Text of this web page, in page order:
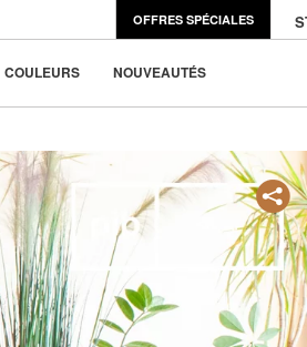
OFFRES SPÉCIALES
COULEURS NOUVEAUTÉS
ÉCHANTILLON